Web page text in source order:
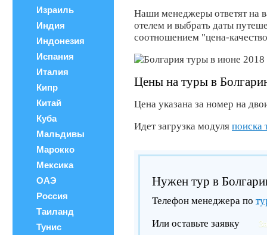
Израиль
Индия
Индонезия
Испания
Италия
Кипр
Китай
Куба
Мальдивы
Марокко
Мексика
ОАЭ
Россия
Таиланд
Тунис
Наши менеджеры ответят на
отелем и выбрать даты
соотношением "цена-
Цены на туры в
Цена указана за номер на
Идет загрузка модуля поиска
Нужен тур в
Телефон менеджера по
Или оставьте заявку